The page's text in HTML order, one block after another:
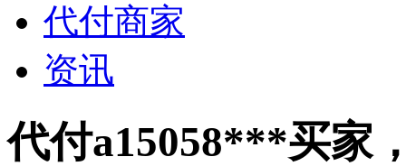
代付商家
资讯
代付a15058***买家